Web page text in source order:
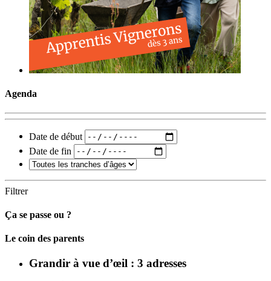
Agenda
Date de début
Date de fin
Filtrer
Ça se passe ou ?
Carto
Le coin des parents
Grandir à vue d’œil : 3 adresses